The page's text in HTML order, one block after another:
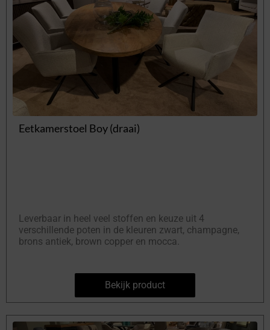
Eetkamerstoel Boy (draai)
Leverbaar in heel veel stoffen en keuze uit 4
verschillende poten in de kleuren zwart, champagne,
brons antiek, brown copper en mocca.
Bekijk product